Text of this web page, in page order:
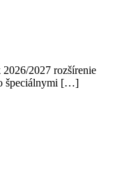
2027 rozšírenie
špeciálnymi […]